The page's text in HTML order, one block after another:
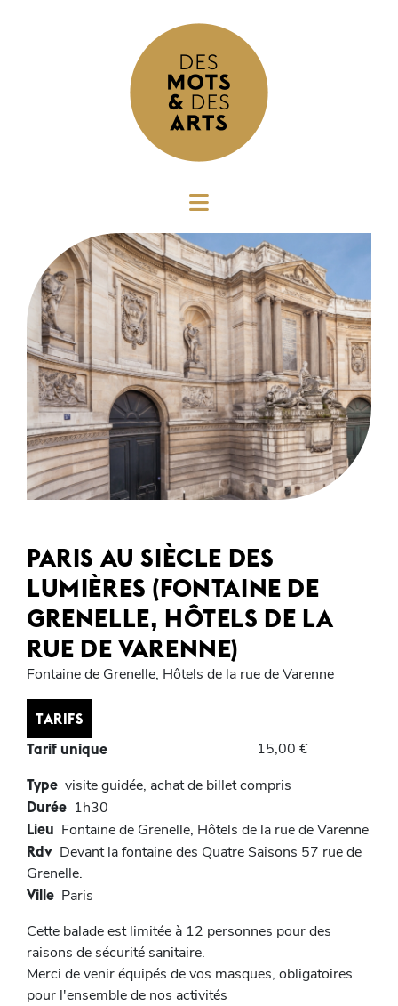
PARIS AU SIÈCLE DES
LUMIÈRES (FONTAINE DE
GRENELLE, HÔTELS DE LA
RUE DE VARENNE)
Fontaine de Grenelle, Hôtels de la rue de Varenne
TARIFS
Tarif unique
15,00 €
Type visite guidée, achat de billet compris
Durée 1h30
Lieu Fontaine de Grenelle, Hôtels de la rue de Varenne
Rdv Devant la fontaine des Quatre Saisons 57 rue de
Grenelle.
Ville Paris
Cette balade est limitée à 12 personnes pour des
raisons de sécurité sanitaire.
Merci de venir équipés de vos masques, obligatoires
pour l'ensemble de nos activités